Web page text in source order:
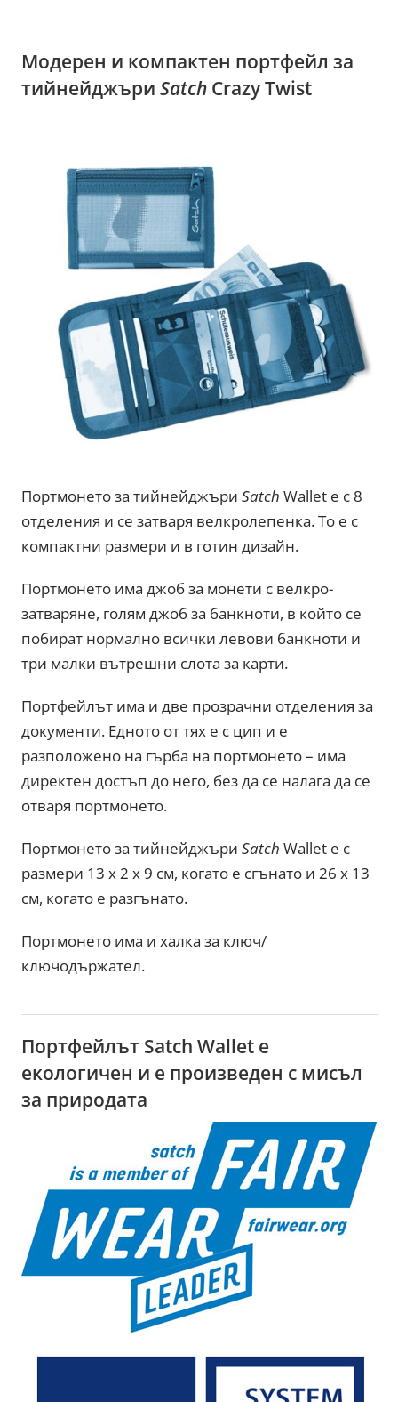
Модерен и компактен портфейл за
тийнейджъриSatch Crazy Twist
Портмонето за тийнейджъриSatch Wallet е с 8
отделения и се затваря велкролепенка. То е с
компактни размери и в готин дизайн.
Портмонето има джоб за монети с велкро-
затваряне, голям джоб за банкноти, в който се
побират нормално всички левови банкноти и
три малки вътрешни слота за карти.
Портфейлът има и две прозрачни отделения за
документи. Едното от тях е с цип и е
разположено на гърба на портмонето – има
директен достъп до него, без да се налага да се
отваря портмонето.
Портмонето за тийнейджъриSatch Wallet е с
размери 13 х 2 х 9 см, когато е сгънато и 26 х 13
см, когато е разгънато.
Портмонето има и халка за ключ/
ключодържател.
Портфейлът Satch Wallet е
екологичен и е произведен с мисъл
за природата